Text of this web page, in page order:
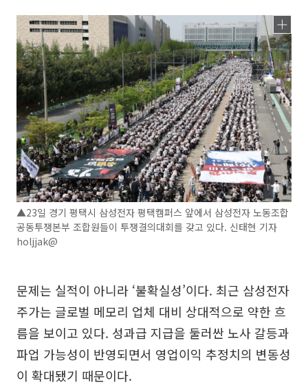
▲23일 경기 평택시 삼성전자 평택캠퍼스 앞에서 삼성전자 노동조합
공동투쟁본부 조합원들이 투쟁결의대회를 갖고 있다. 신태현 기자
holjjak@
문제는 실적이 아니라 ‘불확실성’이다. 최근 삼성전자
주가는 글로벌 메모리 업체 대비 상대적으로 약한 흐
름을 보이고 있다. 성과급 지급을 둘러싼 노사 갈등과
파업 가능성이 반영되면서 영업이익 추정치의 변동성
이 확대됐기 때문이다.